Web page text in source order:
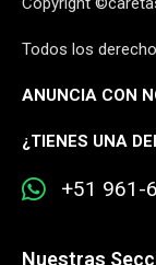
Todos los
ANUNCIA CON
¿TIENES UNA
+51 961-
Nuestras